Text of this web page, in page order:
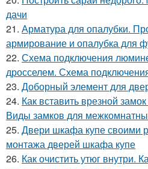
дачи
21. Арматура для опалубки.
армирование и опалубка для
22. Схема подключения
дросселем. Схема
23. Доборный элемент для
24. Как вставить врезной
Виды замков для
25. Двери шкафа купе своими
монтажа дверей шкафа купе
26. Как очистить утюг внутри.